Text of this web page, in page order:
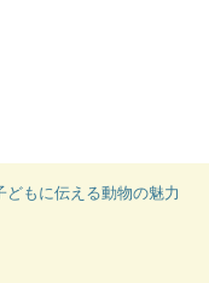
もに伝える動物の魅力